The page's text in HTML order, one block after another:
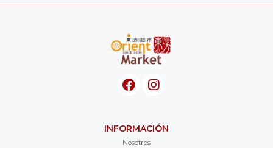
INFORMACIÓN
Nosotros